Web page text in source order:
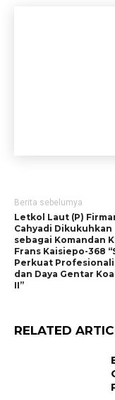
Berita sebelumya
Letkol Laut (P)
Cahyadi Dikukuhkan
sebagai Komandan
Frans Kaisiepo-368
Perkuat
dan Daya Gentar
II”
RELATED